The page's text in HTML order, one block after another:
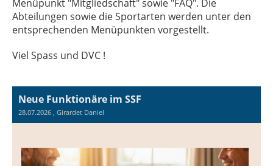
Menüpunkt "Mitgliedschaft" sowie "FAQ". Die
Abteilungen sowie die Sportarten werden unter den
entsprechenden Menüpunkten vorgestellt.
Viel Spass und DVC !
Neue Funktionäre im SSF
28.07.2026 , Girardet Daniel